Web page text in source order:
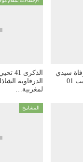
سيدي
محمادي الشركي – السبت 01
الدرقاوية
لمغربية…
المشاييخ